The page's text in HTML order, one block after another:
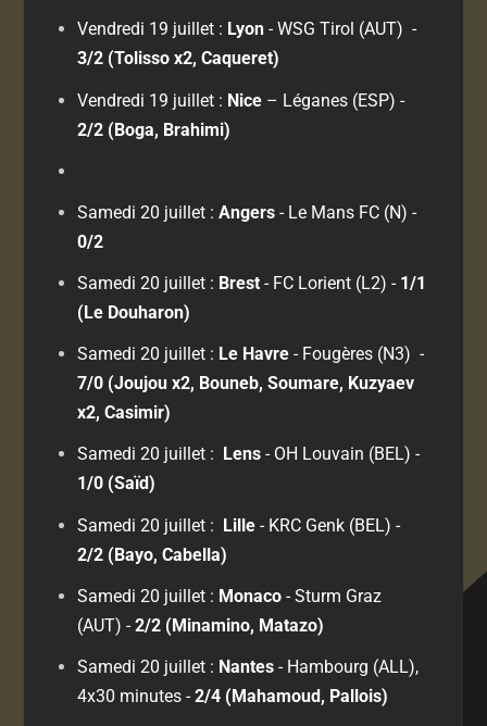
Vendredi 19 juillet : Lyon- WSG Tirol (AUT) -
3/2 (Tolisso x2, Caqueret)
Vendredi 19 juillet : Nice– Léganes (ESP) -
2/2 (Boga, Brahimi)
Samedi 20 juillet : Angers- Le Mans FC (N) -
0/2
Samedi 20 juillet : Brest- FC Lorient (L2) - 1/1
(Le Douharon)
Samedi 20 juillet : Le Havre- Fougères (N3) -
7/0 (Joujou x2, Bouneb, Soumare, Kuzyaev
x2, Casimir)
Samedi 20 juillet : Lens- OH Louvain (BEL) -
1/0 (Saïd)
Samedi 20 juillet : Lille- KRC Genk (BEL) -
2/2 (Bayo, Cabella)
Samedi 20 juillet : Monaco- Sturm Graz
(AUT) - 2/2 (Minamino, Matazo)
Samedi 20 juillet : Nantes- Hambourg (ALL),
4x30 minutes - 2/4 (Mahamoud, Pallois)